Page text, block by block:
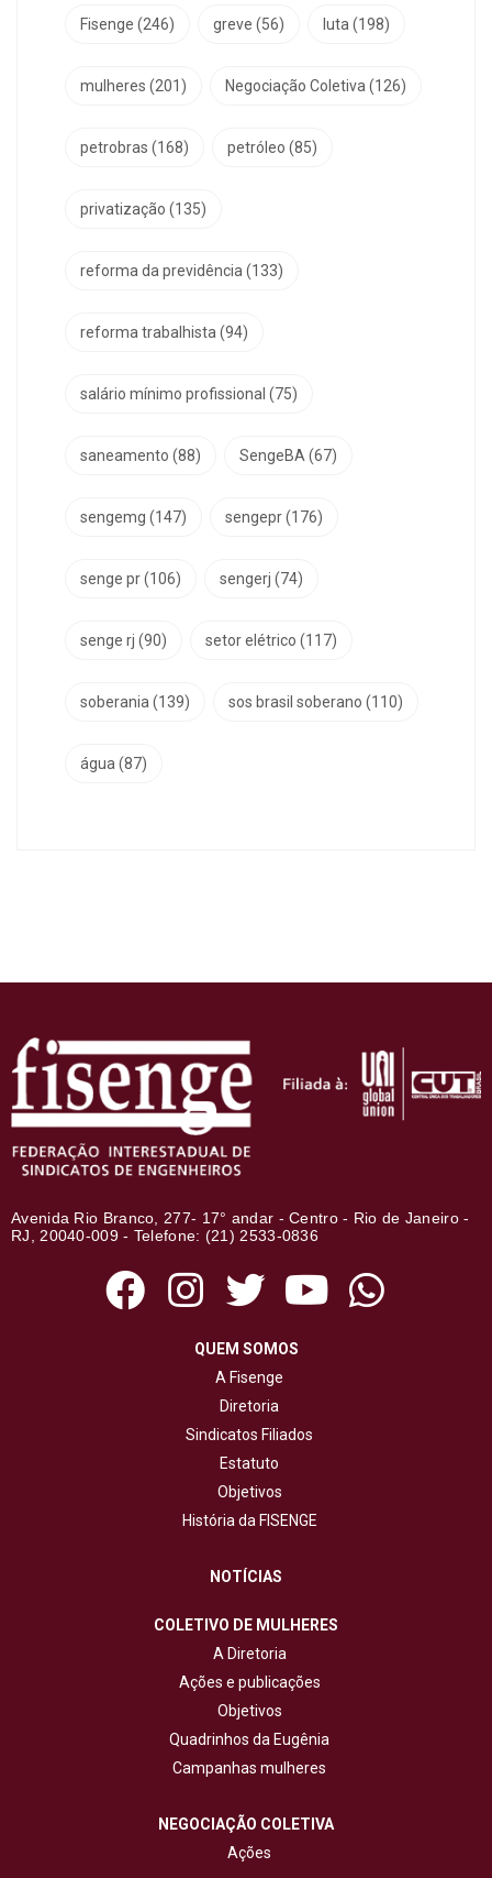
Fisenge (246) greve (56) luta(198)
mulheres (201) Negociação Coletiva(126)
petrobras (168) petróleo (85)
privatização (135)
reforma da previdência(133)
reforma trabalhista(94)
salário mínimo profissional (75)
saneamento (88) SengeBA(67)
sengemg (147) sengepr(176)
senge pr(106) sengerj (74)
senge rj (90) setor elétrico (117)
soberania(139) sos brasil soberano (110)
água(87)
Avenida Rio Branco, 277- 17° andar - Centro - Rio de Janeiro -
RJ, 20040-009 - Telefone: (21) 2533-0836
QUEM SOMOS
A Fisenge
Diretoria
Sindicatos Filiados
Estatuto
Objetivos
História da FISENGE
NOTÍCIAS
COLETIVO DE MULHERES
A Diretoria
Ações e publicações
Objetivos
Quadrinhos da Eugênia
Campanhas mulheres
NEGOCIAÇÃO COLETIVA
Ações